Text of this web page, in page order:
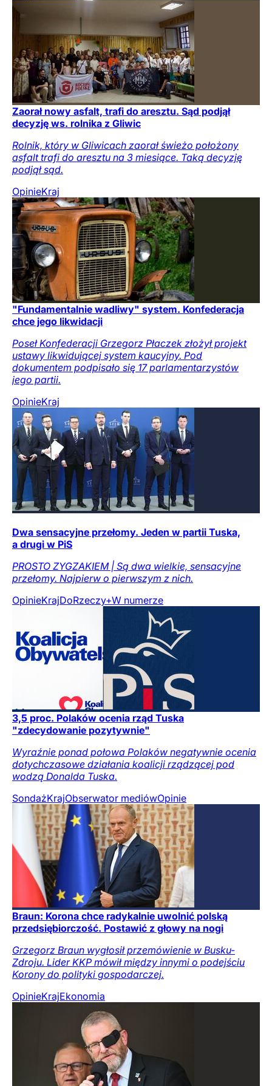
Zaorał nowy asfalt, trafi do aresztu. Sąd podjął
decyzję ws. rolnika z Gliwic
Rolnik, który w Gliwicach zaorał świeżo położony
asfalt trafi do aresztu na 3 miesiące. Taką decyzję
podjął sąd.
OpinieKraj
"Fundamentalnie wadliwy" system. Konfederacja
chce jego likwidacji
Poseł Konfederacji Grzegorz Płaczek złożył projekt
ustawy likwidującej system kaucyjny. Pod
dokumentem podpisało się 17 parlamentarzystów
jego partii.
OpinieKraj
Dwa sensacyjne przełomy. Jeden w partii Tuska,
a drugi w PiS
PROSTO ZYGZAKIEM | Są dwa wielkie, sensacyjne
przełomy. Najpierw o pierwszym z nich.
OpinieKrajDoRzeczy+W numerze
3,5 proc. Polaków ocenia rząd Tuska
"zdecydowanie pozytywnie"
Wyraźnie ponad połowa Polaków negatywnie ocenia
dotychczasowe działania koalicji rządzącej pod
wodzą Donalda Tuska.
SondażKrajObserwator mediówOpinie
Braun: Korona chce radykalnie uwolnić polską
przedsiębiorczość. Postawić z głowy na nogi
Grzegorz Braun wygłosił przemówienie w Busku-
Zdroju. Lider KKP mówił między innymi o podejściu
Korony do polityki gospodarczej.
OpinieKrajEkonomia